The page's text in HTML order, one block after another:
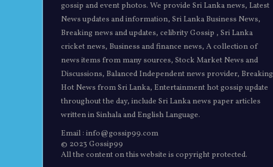
gossip and event photos. We provide Sri Lanka news, Latest
News updates and information, Sri Lanka Business News,
Breaking news and updates, celibrity Gossip , Sri Lanka
cricket news, Business and finance news, A collection of
news items from many sources, Stock Market News and
Discussions, Balanced Independent news provider, Breaking
Hot News from Sri Lanka, Entertainment hot gossip update
throughout the day, include Sri Lanka news paper articles
written in Sinhala and English Language.
Email : info@gossip99.com
© 2023 Gossip99
All the content on this website is copyright protected.